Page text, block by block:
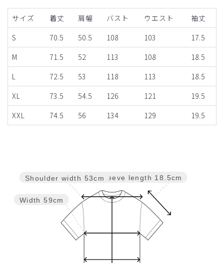
サイズ 着丈 肩幅 バスト ウエスト
袖丈
S
70.5 50.5 108 103
17.5
M
71.5 52 113 108
18.5
L
72.5 53 118 113
18.5
XL
73.5 54.5 126 121
19.5
XXL
74.5 56 134 129 19.5
Sleeve length 18.5cm
Width 59cm
Shoulder width 53cm